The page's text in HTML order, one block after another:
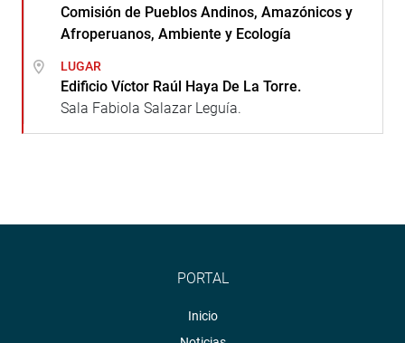
Comisión de Pueblos Andinos, Amazónicos y
Afroperuanos, Ambiente y Ecología
LUGAR
Edificio Víctor Raúl Haya De La Torre.
Sala Fabiola Salazar Leguía.
PORTAL
Inicio